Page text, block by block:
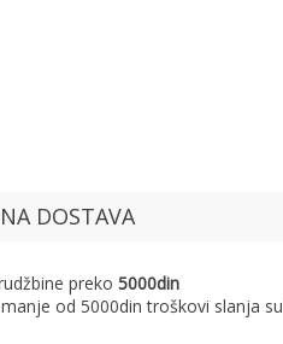
DOSTAVA
preko 5000din
od 5000din troškovi slanja su